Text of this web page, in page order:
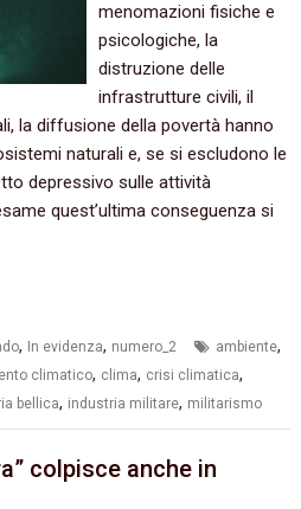
menomazioni fisiche e
psicologiche, la
distruzione delle
infrastrutture civili, il
la diffusione della povertà hanno
naturali e, se si escludono le
depressivo sulle attività
quest’ultima conseguenza si
, In evidenza, numero_2 ambiente,
climatico, clima, crisi climatica,
bellica, industria militare, militarismo
colpisce anche in